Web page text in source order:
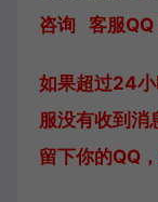
咨询 客服QQ
如果超过24
服没有收到消
留下你的QQ